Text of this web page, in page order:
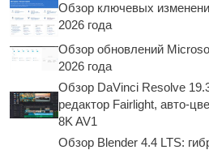
Обзор ключевых
2026 года
Обзор обновлений
2026 года
Обзор DaVinci Resolve
редактор Fairlight, авто-
8K AV1
Обзор Blender 4.4 LTS: